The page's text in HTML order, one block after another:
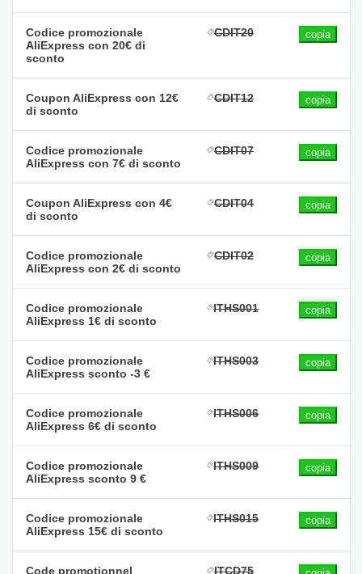
Codice promozionale
AliExpress con 20€ di
sconto
CDIT20 copia
Coupon AliExpress con 12€
di sconto
CDIT12 copia
Codice promozionale
AliExpress con 7€ di sconto
CDIT07 copia
Coupon AliExpress con 4€
di sconto
CDIT04 copia
Codice promozionale
AliExpress con 2€ di sconto
CDIT02 copia
Codice promozionale
AliExpress 1€ di sconto
ITHS001 copia
Codice promozionale
AliExpress sconto -3 €
ITHS003 copia
Codice promozionale
AliExpress 6€ di sconto
ITHS006 copia
Codice promozionale
AliExpress sconto 9 €
ITHS009 copia
Codice promozionale
AliExpress 15€ di sconto
ITHS015 copia
Code promotionnel ITCD75